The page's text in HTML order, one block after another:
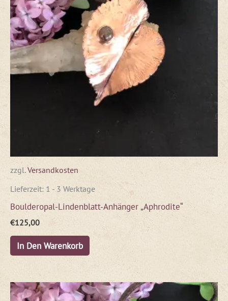
zzgl.Versandkosten
Lieferzeit: 1 - 3 Werktage
Boulderopal-Lindenblatt-Anhänger „Aphrodite“
€125,00
In Den Warenkorb